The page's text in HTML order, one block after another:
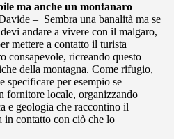
ma anche un montanaro
– Sembra una banalità ma se
andare a vivere con il malgaro,
mettere a contatto il turista
consapevole, ricreando questo
della montagna. Come rifugio,
specificare per esempio se
fornitore locale, organizzando
e geologia che raccontino il
in contatto con ciò che lo